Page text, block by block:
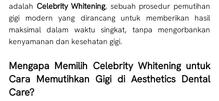
adalah Celebrity Whitening, sebuah prosedur pemutihan
gigi modern yang dirancang untuk memberikan hasil
maksimal dalam waktu singkat, tanpa mengorbankan
kenyamanan dan kesehatan gigi.
Mengapa Memilih Celebrity Whitening untuk
Cara Memutihkan Gigi di Aesthetics Dental
Care?